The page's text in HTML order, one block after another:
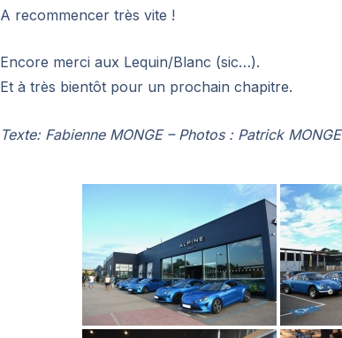
A recommencer très vite !
Encore merci aux Lequin/Blanc (sic…).
Et à très bientôt pour un prochain chapitre.
Texte: Fabienne MONGE – Photos : Patrick MONGE